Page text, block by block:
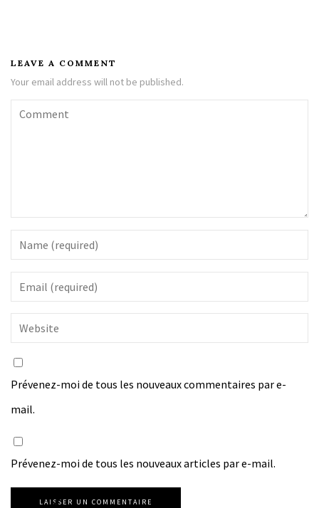
LEAVE A COMMENT
Your email address will not be published.
Prévenez-moi de tous les nouveaux commentaires par e-
mail.
Prévenez-moi de tous les nouveaux articles par e-mail.
LAISSER UN COMMENTAIRE